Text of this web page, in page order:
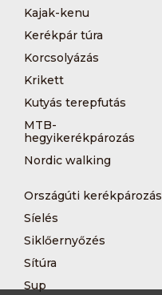
Kajak-kenu
Kerékpár túra
Korcsolyázás
Krikett
Kutyás terepfutás
MTB-
hegyikerékpározás
Nordic walking
Országúti kerékpározás
Síelés
Siklőernyőzés
Sítúra
Sup